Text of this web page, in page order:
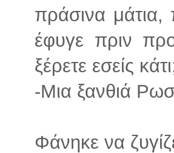
πράσινα
έφυγε πριν
ξέρετε εσείς
-Μια ξανθιά
Φάνηκε να